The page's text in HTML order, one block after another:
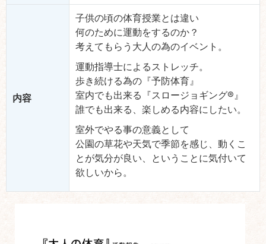
内容
子供の頃の体育授業とは違い
何のために運動をするのか？
考えてもらう大人の為のイベント。
運動指導士によるストレッチ。
歩き続ける為の『予防体育』
室内でも出来る『スロージョギング®』
誰でも出来る、楽しめる内容にしたい。
室外でやる事の意義として
公園の草花や天気で季節を感じ、動くこ
とが気分が良い、ということに気付いて
欲しいから。